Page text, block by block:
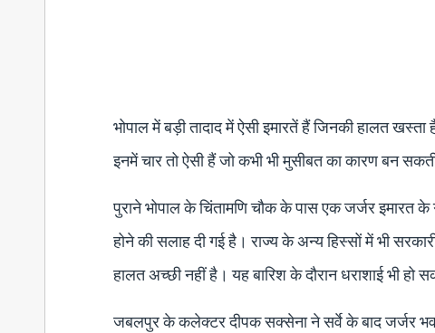
भोपाल में बड़ी तादाद में ऐसी इमारतें हैं जिनकी हालत
इनमें चार तो ऐसी हैं जो कभी भी मुसीबत का कारण बन
पुराने भोपाल के चिंतामणि चौक के पास एक जर्जर इमारत
होने की सलाह दी गई है। राज्य के अन्य हिस्सों में भी
हालत अच्छी नहीं है। यह बारिश के दौरान धराशाई भी हो
जबलपुर के कलेक्टर दीपक सक्सेना ने सर्वे के बाद जर्जर